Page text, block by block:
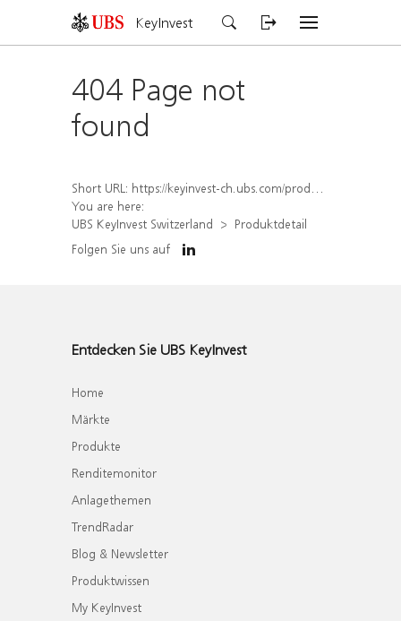
KeyInvest
404 Page not
found
Short URL: https://keyinvest-ch.ubs.com/produkt/detail/index/isin/CH1579649000
You are here:
UBS KeyInvest Switzerland
Produktdetail
Folgen Sie uns auf
Entdecken Sie UBS KeyInvest
Home
Märkte
Produkte
Renditemonitor
Anlagethemen
TrendRadar
Blog & Newsletter
Produktwissen
My KeyInvest